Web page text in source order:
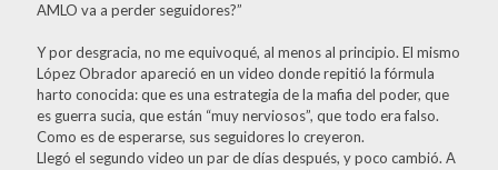
AMLO va a perder seguidores?”
Y por desgracia, no me equivoqué, al menos al principio. El mismo
López Obrador apareció en un video donde repitió la fórmula
harto conocida: que es una estrategia de la mafia del poder, que
es guerra sucia, que están “muy nerviosos”, que todo era falso.
Como es de esperarse, sus seguidores lo creyeron.
Llegó el segundo video un par de días después, y poco cambió. A